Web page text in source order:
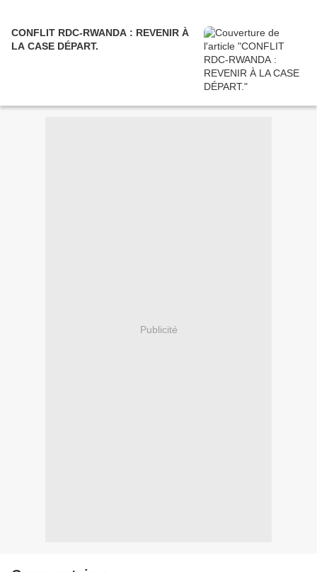
CONFLIT RDC-RWANDA : REVENIR À
LA CASE DÉPART.
Publicité